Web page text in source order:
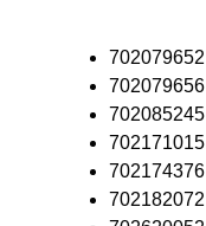
702079652
702079656
702085245
702171015
702174376
702182072